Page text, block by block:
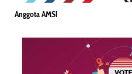
Anggota AMSI